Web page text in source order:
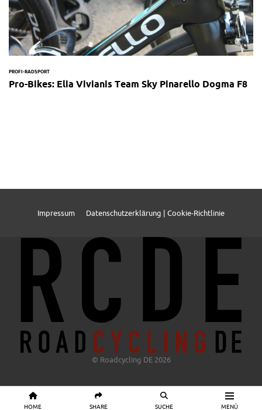
HOME SHARE SUCHE MENÜ
PROFI-RADSPORT
Pro-Bikes: Elia Vivianis Team Sky Pinarello Dogma F8
Impressum Datenschutzerklärung | Cookie-Richtlinie
© Roadcycling DE 2026